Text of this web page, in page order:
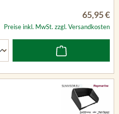
65,95 €
Preise inkl. MwSt. zzgl. Versandkosten